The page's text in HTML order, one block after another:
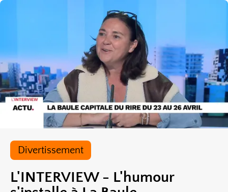
Divertissement
L'INTERVIEW - L'humour